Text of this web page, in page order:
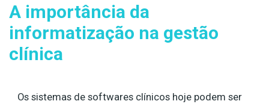
A importância da
informatização na gestão
clínica
Os sistemas de softwares clínicos hoje podem ser